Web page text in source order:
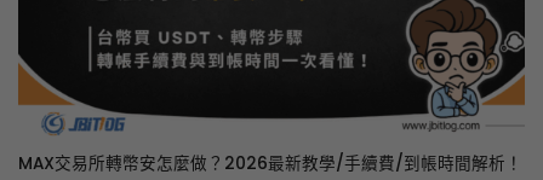
MAX交易所轉幣安怎麼做？2026最新教學/手續費/到帳時間解析！